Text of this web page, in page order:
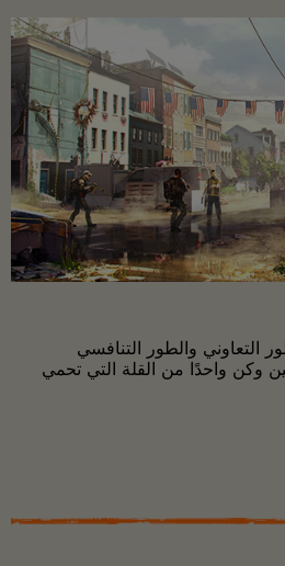
التعاوني والطور التنافسي
وكن واحدًا من القلة التي تحمي